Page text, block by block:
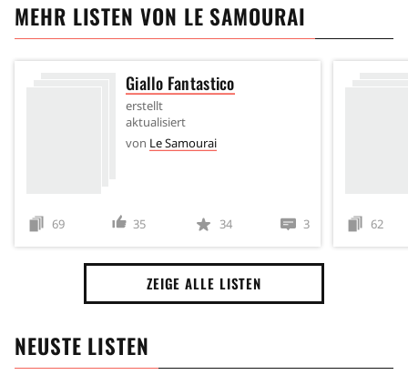
MEHR LISTEN VON LE SAMOURAI
Giallo Fantastico
erstellt
aktualisiert
von Le Samourai
69 35 34 3 62
ZEIGE ALLE LISTEN
NEUSTE LISTEN